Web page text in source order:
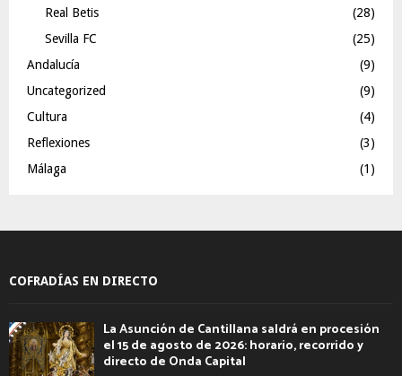
Real Betis
(28)
Sevilla FC
(25)
Andalucía
(9)
Uncategorized
(9)
Cultura
(4)
Reflexiones
(3)
Málaga
(1)
COFRADÍAS EN DIRECTO
La Asunción de Cantillana saldrá en procesión
el 15 de agosto de 2026: horario, recorrido y
directo de Onda Capital